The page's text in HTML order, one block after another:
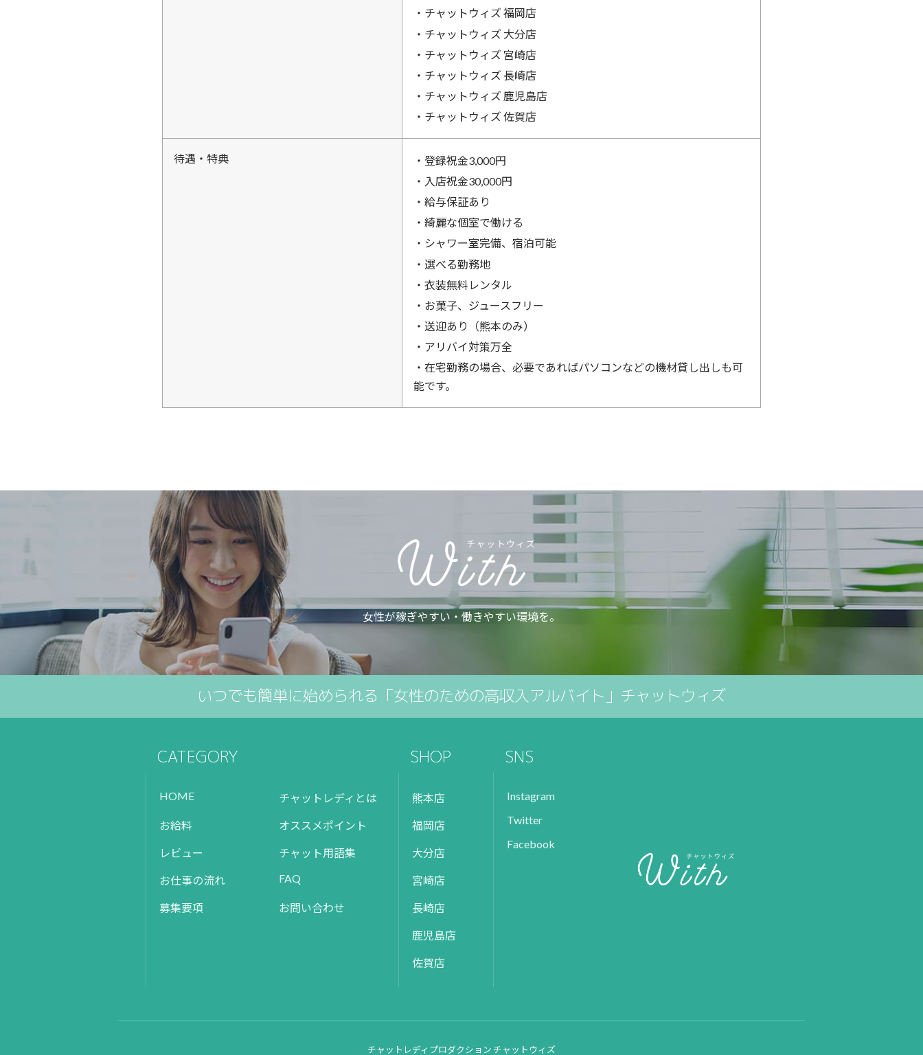
・チャットウィズ 福岡店
・チャットウィズ 大分店
・チャットウィズ 宮崎店
・チャットウィズ 長崎店
・チャットウィズ 鹿児島店
・チャットウィズ 佐賀店
待遇・特典
・登録祝金3,000円
・入店祝金30,000円
・給与保証あり
・綺麗な個室で働ける
・シャワー室完備、宿泊可能
・選べる勤務地
・衣装無料レンタル
・お菓子、ジュースフリー
・送迎あり（熊本のみ）
・アリバイ対策万全
・在宅勤務の場合、必要であればパソコンなどの機材貸し出しも可
能です。
女性が稼ぎやすい・働きやすい環境を。
いつでも簡単に始められる「女性のための高収入アルバイト」チャットウィズ
CATEGORY
HOME チャットレディとは
お給料 オススメポイント
レビュー チャット用語集
お仕事の流れ FAQ
募集要項 お問い合わせ
SHOP
熊本店
福岡店
大分店
宮崎店
長崎店
鹿児島店
佐賀店
SNS
Instagram
Twitter
Facebook
チャットレディプロダクション チャットウィズ